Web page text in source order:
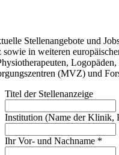
Stellenangebote und
in weiteren
(MVZ) und
Titel der Stellenanzeige
Institution (Name der Klinik,
Ihr Vor- und Nachname *